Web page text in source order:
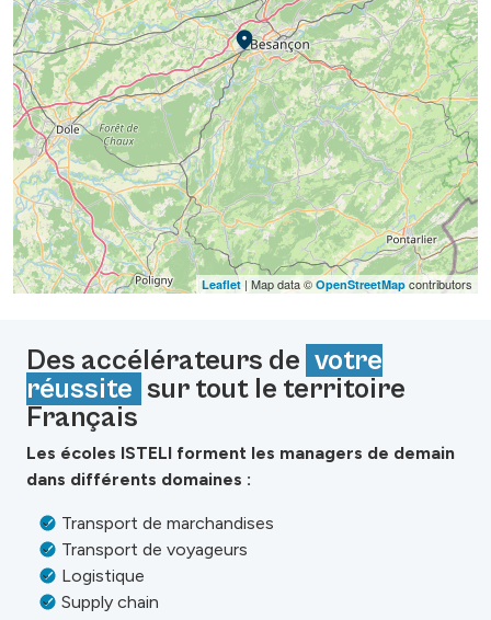
Leaflet | Map data ©OpenStreetMap contributors
Des accélérateurs de votre
réussite sur tout le territoire
Français
Les écoles ISTELI forment les managers de demain
dans différents domaines :
Transport de marchandises
Transport de voyageurs
Logistique
Supply chain